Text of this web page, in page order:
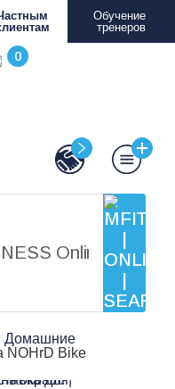
Обучение
тренеров
Домашние
NOHrD Bike